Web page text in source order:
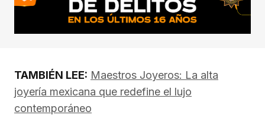
TAMBIÉN LEE: Maestros Joyeros: La alta
joyería mexicana que redefine el lujo
contemporáneo